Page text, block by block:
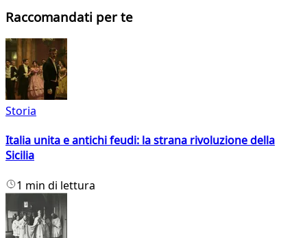
Raccomandati per te
Storia
Italia unita e antichi feudi: la strana rivoluzione della
Sicilia
1 min di lettura